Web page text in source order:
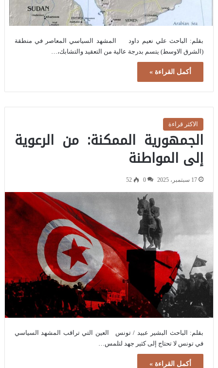
بقلم: الباحث علي نعيم داود المشهد السياسي المعاصر في منطقة
(الشرق الاوسط) يتسم بدرجة عالية من التعقيد والتشابك،…
أكمل القراءة »
الاكثر قراءة
الجمهورية الممكنة: من الرعوية
إلى المواطنة
17 سبتمبر، 2025 0
52
بقلم: الباحث البشير عبيد / تونس العين التي تراقب المشهد السياسي
في تونس لا تحتاج إلى كثير جهد لتلمس…
أكمل القراءة »